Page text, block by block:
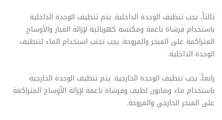
ثالثاً، يجب تنظيف الوحدة الداخلية. يتم تنظيف الوحدة الداخلية
باستخدام فرشاة ناعمة ومكنسة كهربائية لإزالة الغبار والأوساخ
المتراكمة على المبخر والمروحة. يجب تجنب استخدام الماء لتنظيف
الوحدة الداخلية.
رابعاً، يجب تنظيف الوحدة الخارجية. يتم تنظيف الوحدة الخارجية
باستخدام ماء وصابون لطيف وفرشاة ناعمة لإزالة الأوساخ المتراكمة
على المبخر الخارجي والمروحة.